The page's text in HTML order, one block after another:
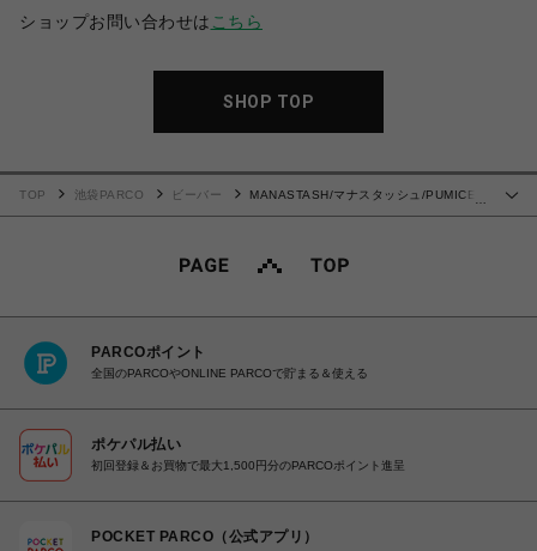
ショップお問い合わせは こちら
SHOP TOP
TOP 池袋PARCO ビーバー
MANASTASH/マナスタッシュ/PUMICE
PARCOポイント
全国のPARCOやONLINE PARCOで貯まる＆使える
ポケパル払い
初回登録＆お買物で最大1,500円分のPARCOポイント進呈
POCKET PARCO（公式アプリ）